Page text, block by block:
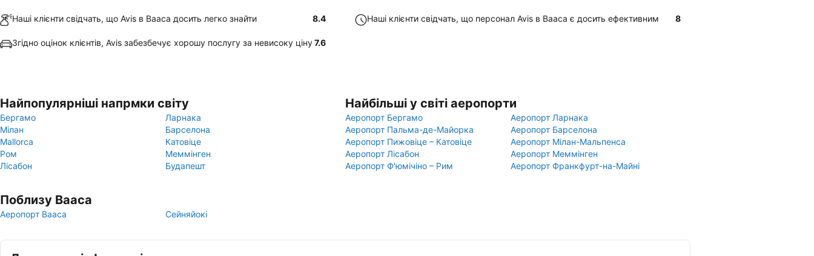
Наші клієнти свідчать, що Avis в Вааса досить легко знайти 8.4 Наші клієнти свідчать, що персонал Avis в Вааса є досить ефективним 8
Згідно оцінок клієнтів, Avis забезбечує хорошу послугу за невисоку ціну7.6
Найпопулярніші напрмки світу
Бергамо
Ларнака
Мілан
Барселона
Mallorca
Катовіце
Ром
Меммінген
Лісабон
Будапешт
Найбільші у світі аеропорти
Аеропорт Бергамо
Аеропорт Ларнака
Аеропорт Пальма-де-Майорка
Аеропорт Барселона
Аеропорт Пижовіце – Катовіце
Аеропорт Мілан-Мальпенса
Аеропорт Лісабон
Аеропорт Меммінген
Аеропорт Ф'юмічіно – Рим
Аеропорт Франкфурт-на-Майні
Поблизу Вааса
Аеропорт Вааса Сейняйокі